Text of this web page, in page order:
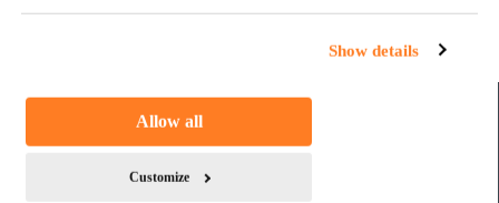
Show details
Allow all
Customize
Uppsala Business Park, Uppsala
Home ofLife-Changing